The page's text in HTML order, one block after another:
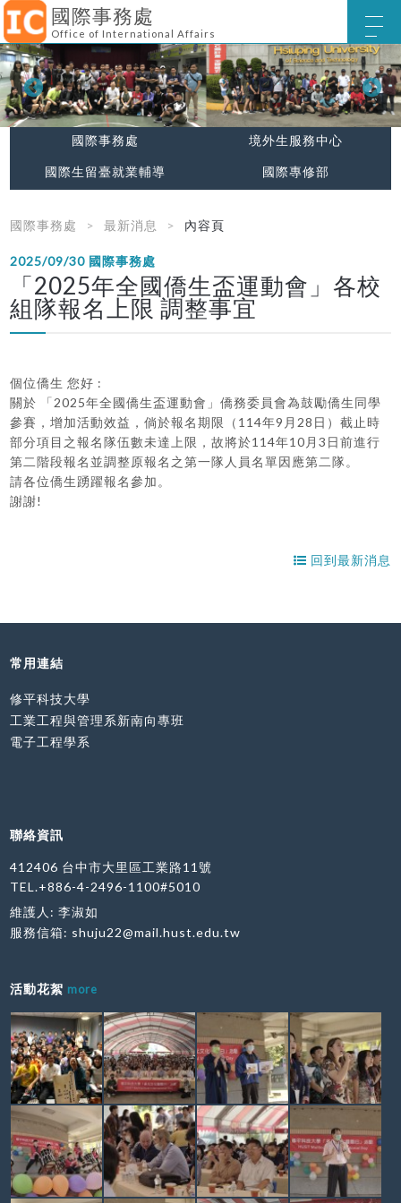
國際事務處
Office of International Affairs
國際事務處 境外生服務中心
國際生留臺就業輔導 國際專修部
國際事務處 最新消息 內容頁
2025/09/30 國際事務處
「2025年全國僑生盃運動會」各校
組隊報名上限 調整事宜
個位僑生 您好 :
關於 「2025年全國僑生盃運動會」僑務委員會為鼓勵僑生同學
參賽，增加活動效益，倘於報名期限（114年9月28日）截止時
部分項目之報名隊伍數未達上限，故將於114年10月3日前進行
第二階段報名並調整原報名之第一隊人員名單因應第二隊。
請各位僑生踴躍報名參加。
謝謝!
回到最新消息
常用連結
修平科技大學
工業工程與管理系新南向專班
電子工程學系
聯絡資訊
412406 台中市大里區工業路11號
TEL.+886-4-2496-1100#5010
維護人: 李淑如
服務信箱: shuju22@mail.hust.edu.tw
活動花絮 more